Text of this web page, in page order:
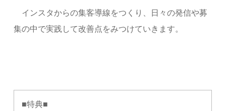
インスタからの集客導線をつくり、日々の発信や募
集の中で実践して改善点をみつけていきます。
■特典■